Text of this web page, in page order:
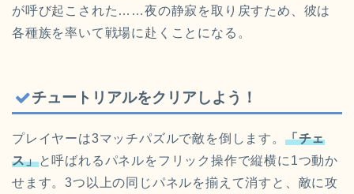
が呼び起こされた……夜の静寂を取り戻すため、彼は
各種族を率いて戦場に赴くことになる。
チュートリアルをクリアしよう！
プレイヤーは3マッチパズルで敵を倒します。 「チェ
ス」と呼ばれるパネルをフリック操作で縦横に1つ動か
せます。3つ以上の同じパネルを揃えて消すと、敵に攻